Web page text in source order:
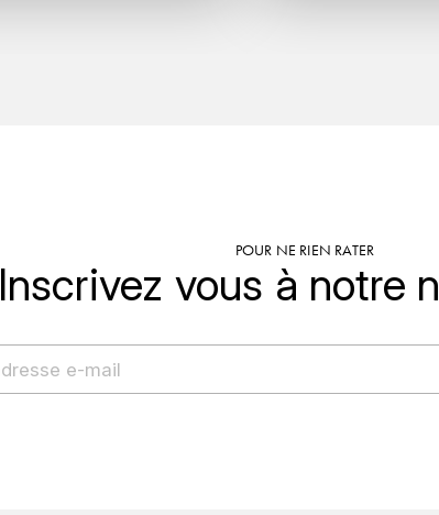
POUR NE RIEN RATER
Inscrivez vous à notre